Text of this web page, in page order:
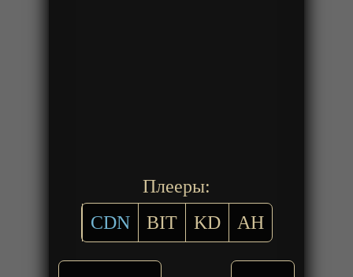
Плееры:
CDN
BIT KD AH